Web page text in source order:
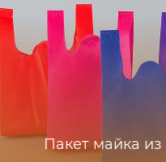
Пакет майка